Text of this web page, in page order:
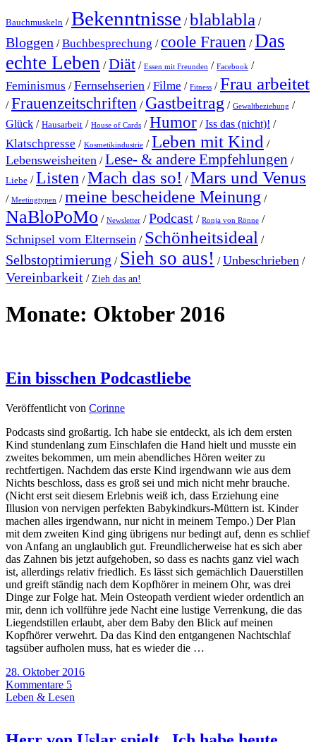
Bauchmuskeln /Bekenntnisse /blablabla /
Bloggen /Buchbesprechung /coole Frauen /Das
echte Leben /Diät / Essen mit Freunden / Facebook /
Feminismus /Fernsehserien /Filme / Fitness /Frau arbeitet
/Frauenzeitschriften / Gastbeitrag / Gewaltbeziehung /
Glück / Hausarbeit / House of Cards /Humor /Iss das (nicht)! /
Klatschpresse / Kosmetikindustrie /Leben mit Kind /
Lebensweisheiten /Lese- & andere Empfehlungen /
Liebe /Listen /Mach das so! /Mars und Venus
/ Meetingtypen /meine bescheidene Meinung /
NaBloPoMo / Newsletter /Podcast / Ronja von Rönne /
Schnipsel vom Elternsein / Schönheitsideal /
Selbstoptimierung / Sieh so aus! /Unbeschrieben /
Vereinbarkeit / Zieh das an!
Monate: Oktober 2016
Ein bisschen Podcastliebe
Veröffentlicht von Corinne
Podcasts sind großartig. Ich habe sie entdeckt, als ich dem ersten
Kind stundenlang zum Einschlafen die Hand hielt und musste ein
zweites bekommen, um mein abendliches Hören weiter zu
rechtfertigen. Nachdem das erste Kind irgendwann wie aus dem
Nichts beschloss, dass es groß sei und mich nicht mehr brauche.
(Nicht erst seit diesem Erlebnis weiß ich, dass Erziehung eine
Illusion von nervigen perfekten Babykindkurs-Müttern ist. Kinder
machen alles irgendwann, nur nicht in meinem Tempo.) Der Plan
mit dem zweiten Kind ging übrigens nur bedingt auf, denn es schlief
von Anfang an unglaublich gut. Freundlicherweise hat es sich aber
das Zahnen bis jetzt aufgehoben, so dass es nachts ganz viel wach
ist, allerdings relativ friedlich. Es lässt sich gemächlich Dauerstillen
und greift ständig nach dem Kopfhörer in meinem Ohr, was drei
Dinge zur Folge hat. Mein Osteopath verdient wieder ordentlich an
mir, denn ich vollführe jede Nacht eine lustige Verrenkung, die das
Liegendstillen erlaubt, aber dem Baby den Blick auf meinen
Kopfhörer verwehrt. Da das Kind den entgangenen Nachtschlaf
tagsüber aufholen muss, hat es wieder die …
28. Oktober 2016
Kommentare 5
Leben & Lesen